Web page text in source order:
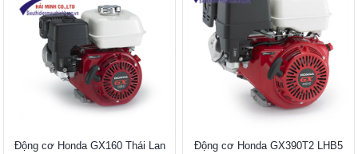
Động cơ Honda GX160 Thái Lan Động cơ Honda GX390T2 LHB5​​​​​​​